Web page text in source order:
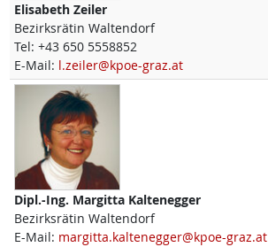
Elisabeth Zeiler
Bezirksrätin Waltendorf
Tel: +43 650 5558852
E-Mail: l.zeiler@kpoe-graz.at
Dipl.-Ing. Margitta Kaltenegger
Bezirksrätin Waltendorf
E-Mail: margitta.kaltenegger@kpoe-graz.at